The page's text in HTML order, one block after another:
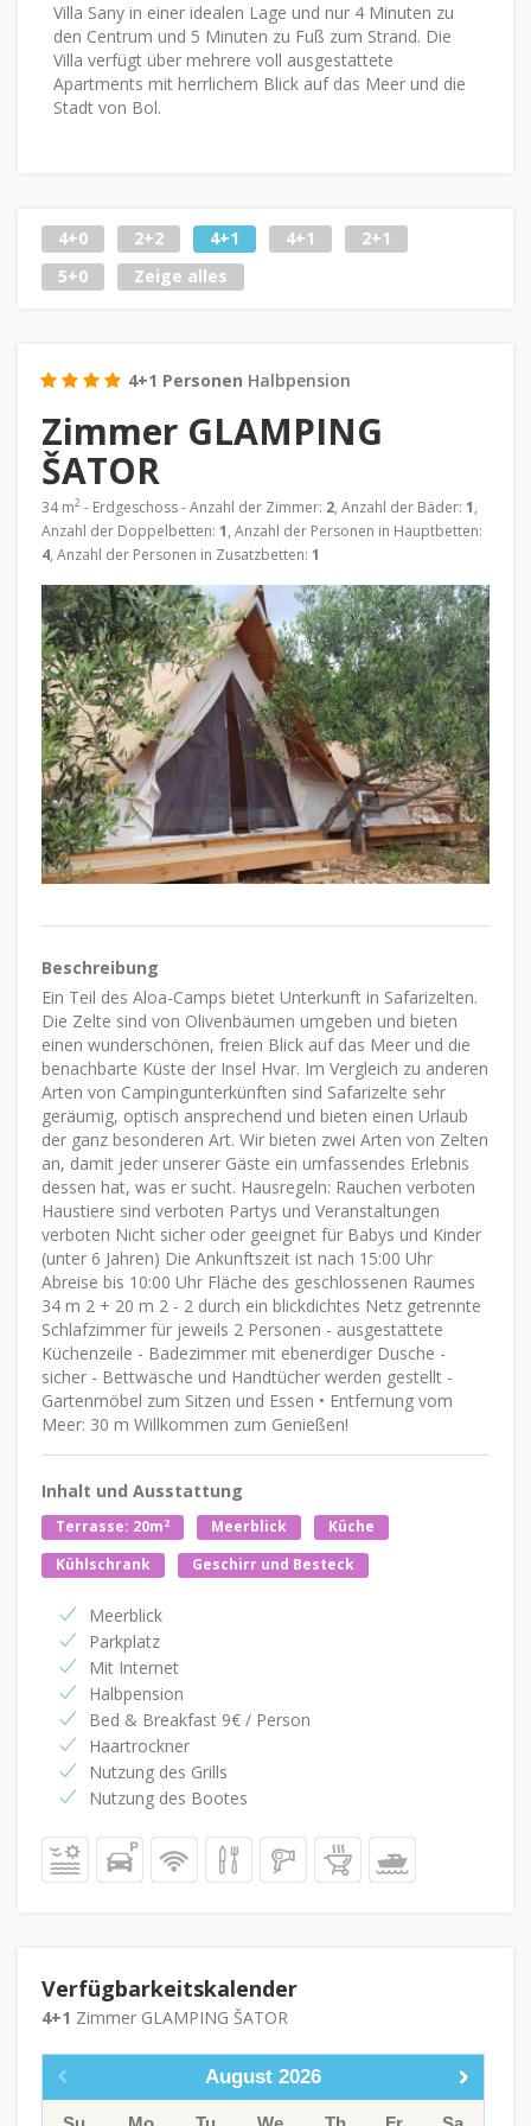
Villa Sany in einer idealen Lage und nur 4 Minuten zu
den Centrum und 5 Minuten zu Fuß zum Strand. Die
Villa verfügt über mehrere voll ausgestattete
Apartments mit herrlichem Blick auf das Meer und die
Stadt von Bol.
4+0 2+2 4+1 4+1
2+1
5+0
Zeige alles
4+1 Personen Halbpension
Zimmer GLAMPING
ŠATOR
34 m2 - Erdgeschoss - Anzahl der Zimmer: 2, Anzahl der Bäder: 1,
Anzahl der Doppelbetten: 1, Anzahl der Personen in Hauptbetten:
4, Anzahl der Personen in Zusatzbetten: 1
Beschreibung
Ein Teil des Aloa-Camps bietet Unterkunft in Safarizelten.
Die Zelte sind von Olivenbäumen umgeben und bieten
einen wunderschönen, freien Blick auf das Meer und die
benachbarte Küste der Insel Hvar. Im Vergleich zu anderen
Arten von Campingunterkünften sind Safarizelte sehr
geräumig, optisch ansprechend und bieten einen Urlaub
der ganz besonderen Art. Wir bieten zwei Arten von Zelten
an, damit jeder unserer Gäste ein umfassendes Erlebnis
dessen hat, was er sucht. Hausregeln: Rauchen verboten
Haustiere sind verboten Partys und Veranstaltungen
verboten Nicht sicher oder geeignet für Babys und Kinder
(unter 6 Jahren) Die Ankunftszeit ist nach 15:00 Uhr
Abreise bis 10:00 Uhr Fläche des geschlossenen Raumes
34 m 2 + 20 m 2 - 2 durch ein blickdichtes Netz getrennte
Schlafzimmer für jeweils 2 Personen - ausgestattete
Küchenzeile - Badezimmer mit ebenerdiger Dusche -
sicher - Bettwäsche und Handtücher werden gestellt -
Gartenmöbel zum Sitzen und Essen • Entfernung vom
Meer: 30 m Willkommen zum Genießen!
Inhalt und Ausstattung
Terrasse: 20m2 Meerblick
Küche
Kühlschrank
Geschirr und Besteck
Meerblick
Parkplatz
Mit Internet
Halbpension
Bed & Breakfast 9€ / Person
Haartrockner
Nutzung des Grills
Nutzung des Bootes
Verfügbarkeitskalender
4+1 Zimmer GLAMPING ŠATOR
August 2026